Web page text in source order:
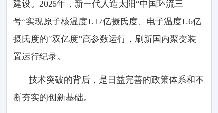
建设。2025年，新一代人造太阳“中国环流三
号”实现原子核温度1.17亿摄氏度、电子温度1.6亿
摄氏度的“双亿度”高参数运行，刷新国内聚变装
置运行纪录。
技术突破的背后，是日益完善的政策体系和不
断夯实的创新基础。